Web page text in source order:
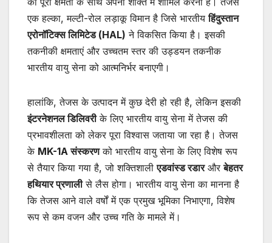
एक हल्का, मल्टी-रोल लड़ाकू विमान है जिसे भारतीयहिंदुस्तान
एरोनॉटिक्स लिमिटेड (HAL) ने विकसित किया है। इसकी
तकनीकी क्षमताएं और उच्चतम स्तर की उड्डयन तकनीक
भारतीय वायु सेना को आत्मनिर्भर बनाएगी।
हालांकि, तेजस के उत्पादन में कुछ देरी हो रही है, लेकिन इसकी
इंटरनेशनल डिलिवरीके लिए भारतीय वायु सेना में तेजस की
प्रभावशीलता को लेकर पूरा विश्वास जताया जा रहा है। तेजस
के MK-1A संस्करणको भारतीय वायु सेना के लिए विशेष रूप
से तैयार किया गया है, जो शक्तिशालीएडवांस्ड रडारऔरबेहतर
हथियार प्रणालीसे लैस होगा। भारतीय वायु सेना का मानना है
कि तेजस आने वाले वर्षों में एक प्रमुख भूमिका निभाएगा, विशेष
रूप से कम वजन और उच्च गति के मामले में।